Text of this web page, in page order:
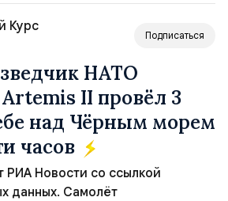
и муниципальных
Курс
Подписаться
НАТО
II провёл 3
над Чёрным морем
часов
Новости со ссылкой
данных. Самолёт